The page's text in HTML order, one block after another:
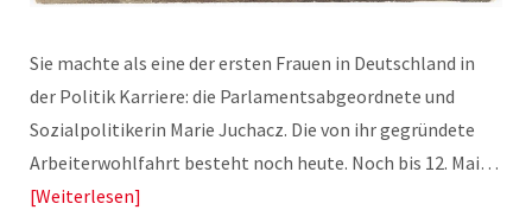
Sie machte als eine der ersten Frauen in Deutschland in
der Politik Karriere: die Parlamentsabgeordnete und
Sozialpolitikerin Marie Juchacz. Die von ihr gegründete
Arbeiterwohlfahrt besteht noch heute. Noch bis 12. Mai…
Weiterlesen